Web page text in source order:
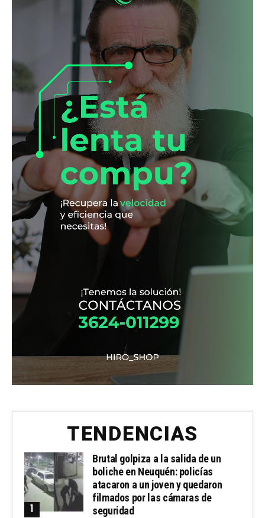
TENDENCIAS
Brutal golpiza a la salida de un
boliche en Neuquén: policías
atacaron a un joven y quedaron
filmados por las cámaras de
seguridad